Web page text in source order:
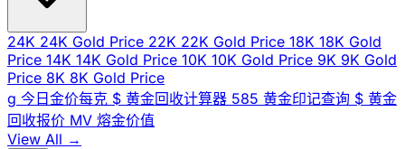
24K 24K Gold Price 22K 22K Gold Price 18K 18K Gold
Price 14K 14K Gold Price 10K 10K Gold Price 9K 9K Gold
Price 8K 8K Gold Price
g 今日金价每克 $ 黄金回收计算器 585 黄金印记查询 $ 黄金
回收报价 MV 熔金价值
View All →